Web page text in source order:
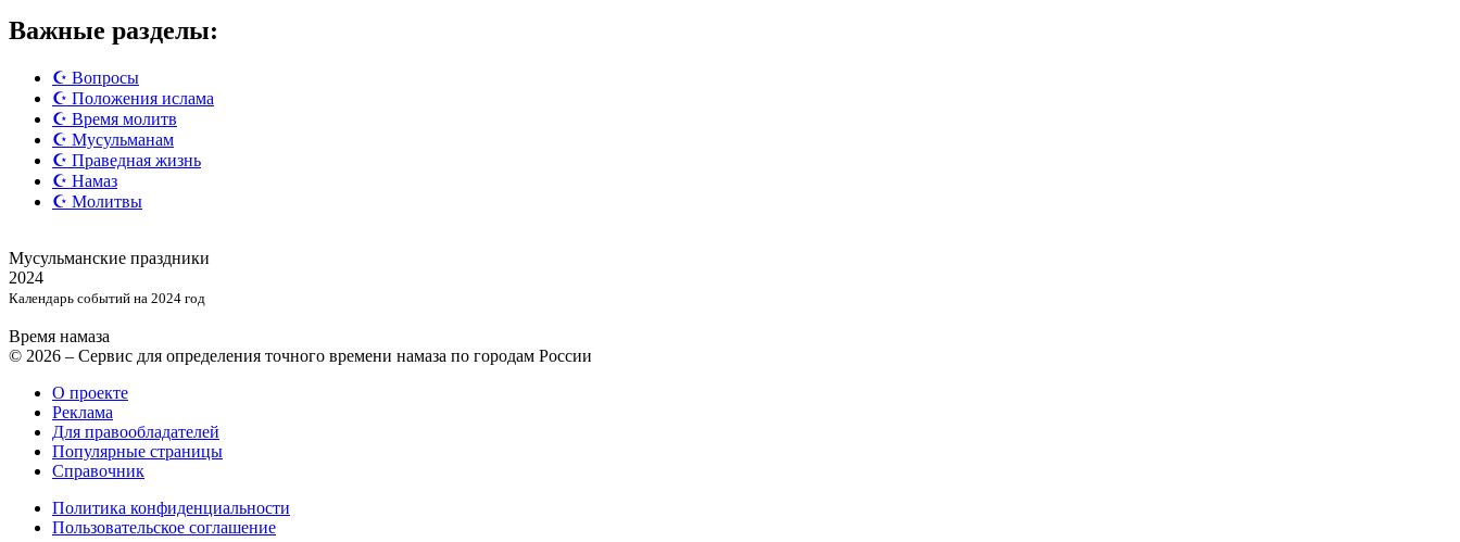
Важные разделы:
☪️ Вопросы
☪️ Положения ислама
☪️ Время молитв
☪️ Мусульманам
☪️ Праведная жизнь
☪️ Намаз
☪️ Молитвы
Мусульманские праздники
2024
Календарь событий на 2024 год
Время намаза
© 2026 – Сервис для определения точного времени намаза по городам России
О проекте
Реклама
Для правообладателей
Популярные страницы
Справочник
Политика конфиденциальности
Пользовательское соглашение